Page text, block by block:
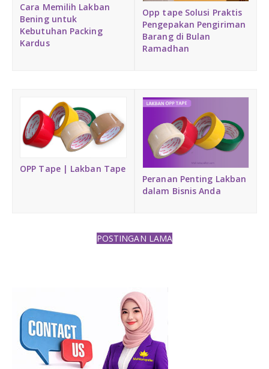
Opp Tape
KONTAK
Cara Memilih Lakban
Bening untuk
Kebutuhan Packing
Kardus
Opp tape Solusi Praktis
Pengepakan Pengiriman
Barang di Bulan
Ramadhan
OPP Tape | Lakban Tape
Peranan Penting Lakban
dalam Bisnis Anda
POSTINGAN LAMA